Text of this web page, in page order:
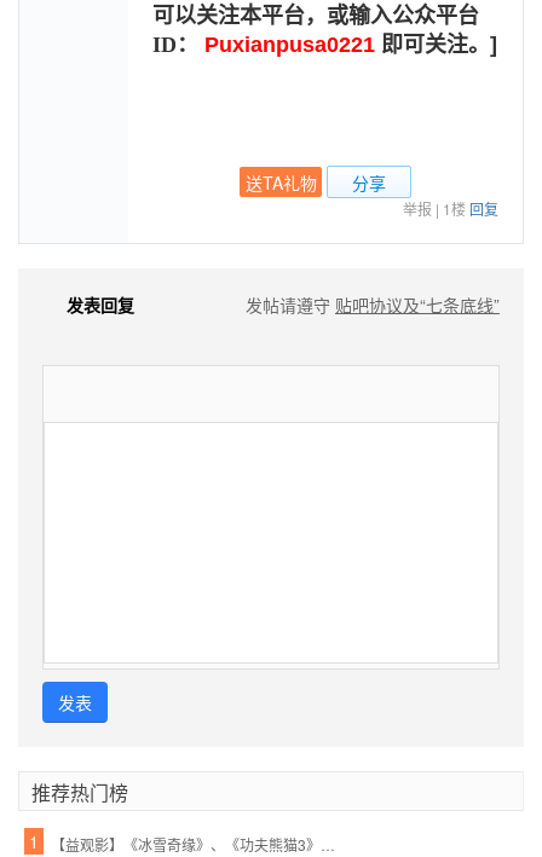
可以关注本平台，或输入公众平台
ID： Puxianpusa0221 即可关注。 ]
送TA礼物 分享
举报 | 1楼 回复
发表回复 发帖请遵守 贴吧协议及“七条底线”
发表
推荐热门榜
1